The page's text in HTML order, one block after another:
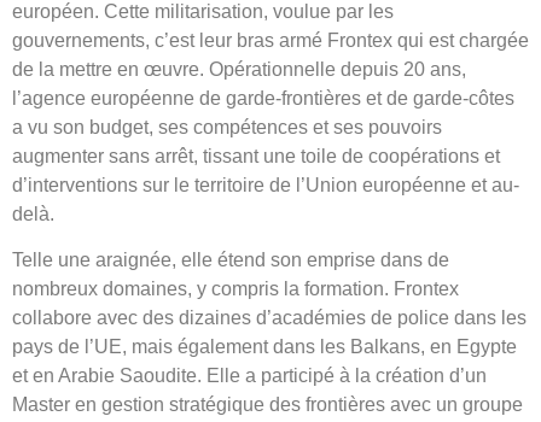
européen. Cette militarisation, voulue par les
gouvernements, c’est leur bras armé Frontex qui est chargée
de la mettre en œuvre. Opérationnelle depuis 20 ans,
l’agence européenne de garde-frontières et de garde-côtes
a vu son budget, ses compétences et ses pouvoirs
augmenter sans arrêt, tissant une toile de coopérations et
d’interventions sur le territoire de l’Union européenne et au-
delà.
Telle une araignée, elle étend son emprise dans de
nombreux domaines, y compris la formation. Frontex
collabore avec des dizaines d’académies de police dans les
pays de l’UE, mais également dans les Balkans, en Egypte
et en Arabie Saoudite. Elle a participé à la création d’un
Master en gestion stratégique des frontières avec un groupe